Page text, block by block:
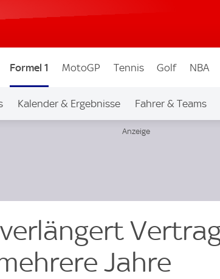
Formel 1 MotoGP Tennis Golf NBA
Kalender & Ergebnisse Fahrer & Teams
Jahre